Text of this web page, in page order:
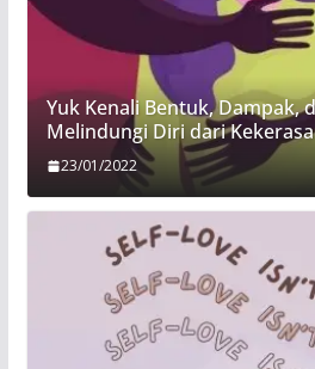
Yuk Kenali Bentuk, Dampak,
Melindungi Diri dari
23/01/2022